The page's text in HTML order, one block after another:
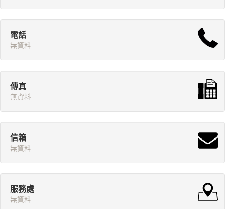
電話
無資料
傳真
無資料
信箱
無資料
服務處
無資料